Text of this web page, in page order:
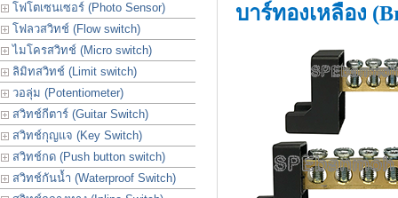
โฟโตเซนเซอร์ (Photo Sensor)
โฟลวสวิทช์ (Flow switch)
ไมโครสวิทช์ (Micro switch)
ลิมิทสวิทช์ (Limit switch)
วอลุ่ม (Potentiometer)
สวิทช์กีตาร์ (Guitar Switch)
สวิทช์กุญแจ (Key Switch)
สวิทช์กด (Push button switch)
สวิทช์กันน้ำ (Waterproof Switch)
บาร์ทองเหลือง